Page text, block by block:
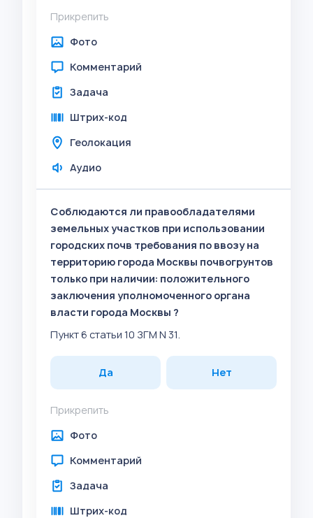
Прикрепить
Фото
Комментарий
Задача
Штрих-код
Геолокация
Аудио
Соблюдаются ли правообладателями
земельных участков при использовании
городских почв требования по ввозу на
территорию города Москвы почвогрунтов
только при наличии: положительного
заключения уполномоченного органа
власти города Москвы ?
Пункт 6 статьи 10 ЗГМ N 31.
Да Нет
Прикрепить
Фото
Комментарий
Задача
Штрих-код